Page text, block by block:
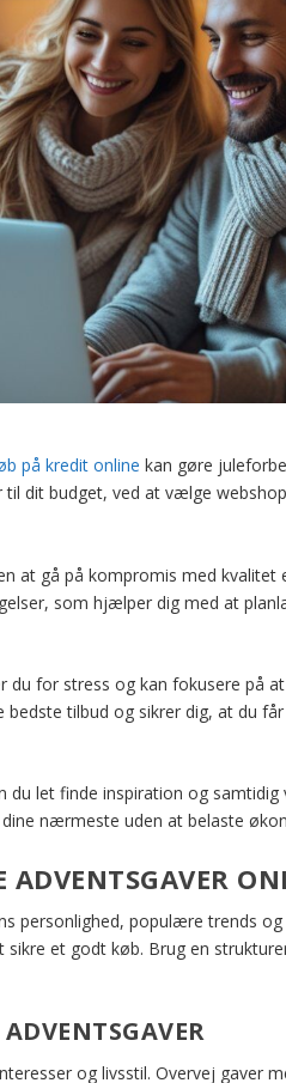
på kredit online kan gøre
dit budget, ved at vælge
at gå på kompromis med kvalitet
som hjælper dig med at
du for stress og kan fokusere på
tilbud og sikrer dig, at du
du let finde inspiration og
nærmeste uden at belaste
ADVENTSGAVER
personlighed, populære trends
et godt køb. Brug en
og livsstil. Overvej gaver